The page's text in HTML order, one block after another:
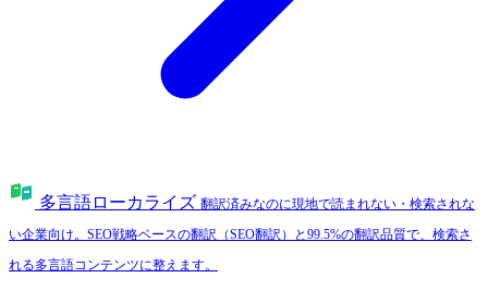
多言語ローカライズ 翻訳済みなのに現地で読まれない・検索されな
い企業向け。SEO戦略ベースの翻訳（SEO翻訳）と99.5%の翻訳品質で、検索さ
れる多言語コンテンツに整えます。